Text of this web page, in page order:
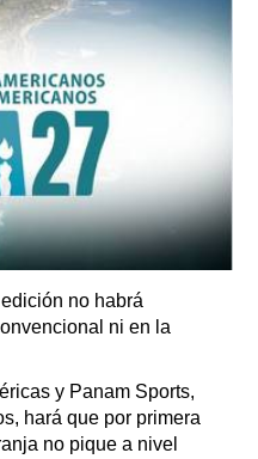
no habrá
ni en la
y Panam Sports,
hará que por primera
no pique a nivel